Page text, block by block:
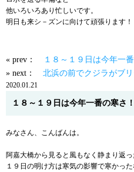
他いろいろあり忙しいです。
明日も来シ－ズンに向けて頑張ります！
« prev：
１８～１９日は今年一
» next： 北浜の前でクジラがブリ
2020.01.21
１８～１９日は今年一番の寒さ！
みなさん、こんばんは。
阿嘉大橋から見ると風もなく静まり返っ
１９日の明け方は寒気の影響で寒かった